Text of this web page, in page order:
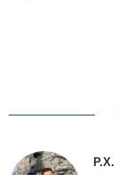
Р.Х.